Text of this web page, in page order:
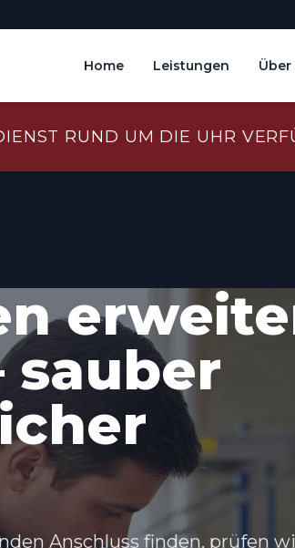
Home Leistungen Über
RUND UM DIE UHR
sauber
Anschluss finden, prüfen